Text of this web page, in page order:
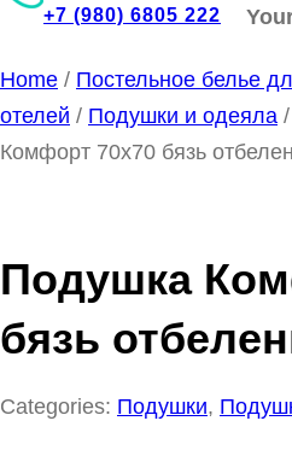
+7 (980) 6805 222
Home / Постельное белье
отелей / Подушки и одеяла /
Комфорт 70х70 бязь
Подушка
бязь
Categories: Подушки,